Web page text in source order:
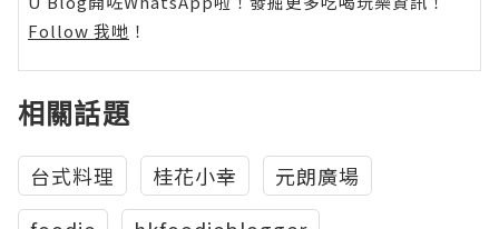
Follow 我哋 ！
相關話題
台式料理 桂花小幸
元朗廣場